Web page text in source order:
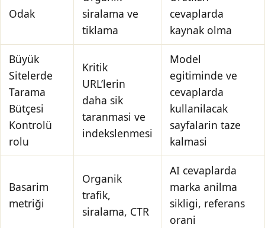
Odak
siralama ve
tiklama
cevaplarda
kaynak olma
Büyük
Sitelerde
Tarama
Bütçesi
Kontrolü
rolu
Kritik
URL’lerin
daha sik
taranmasi ve
indekslenmesi
Model
egitiminde ve
cevaplarda
kullanilacak
sayfalarin taze
kalmasi
Basarim
metriği
Organik
trafik,
siralama, CTR
AI cevaplarda
marka anilma
sikligi, referans
orani